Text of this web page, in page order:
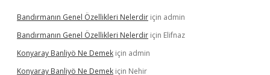
Bandırmanın Genel Özellikleri Nelerdir için admin
Bandırmanın Genel Özellikleri Nelerdir için Elifnaz
Konyaray Banliyö Ne Demek için admin
Konyaray Banliyö Ne Demek için Nehir